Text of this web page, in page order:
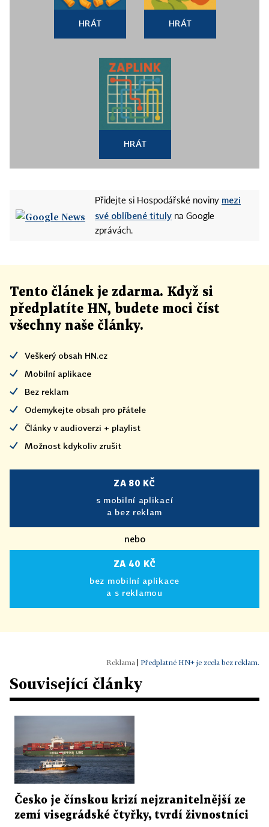
HRÁT HRÁT
HRÁT
Přidejte si Hospodářské noviny mezi
své oblíbené tituly na Google
zprávách.
Tento článek je zdarma. Když si
předplatíte HN, budete moci číst
všechny naše články.
Veškerý obsah HN.cz
Mobilní aplikace
Bez reklam
Odemykejte obsah pro přátele
Články v audioverzi + playlist
Možnost kdykoliv zrušit
ZA 80 KČ
s mobilní aplikací
a bez reklam
nebo
ZA 40 KČ
bez mobilní aplikace
a s reklamou
Předplatné HN+ je zcela bez reklam.
Související články
Česko je čínskou krizí nejzranitelnější ze
zemí visegrádské čtyřky, tvrdí živnostníci